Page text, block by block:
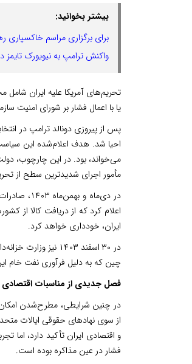
بیشتر بخوانید:
برای برگزاری مراسم
واکنش ترامپ به نیویورک تایمز
تحریم‌های آمریکا علیه ایران
یا با اعمال فشار بر شورای امنیت
احیا شد. هدف اعلام‌شده این
می‌خواند، بود. در این چارچوب،
مأمور اجرای شدیدترین سطح از
ایران، خودداری خواهد کرد.
در ۳۰ اسفند ۱۴۰۳
چین که به دلیل فرآوری نفت خام
فصل جدیدی از مناسبات اقتصادی
در چنین شرایطی، مطرح‌شدن
از سوی نهادهای حقوقی ایالات
و اقتصادی ایران تأکید دارد، اما
فشار در عین مذاکره بوده است.